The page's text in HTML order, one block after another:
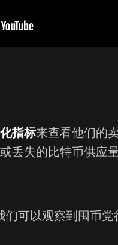
指标来查看他们的
丢失的比特币供应
可以观察到囤币党